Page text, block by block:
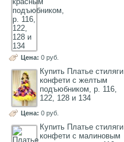
Цена: 0 руб.
Купить Платье стиляги
конфети с желтым
подъюбником, р. 116,
122, 128 и 134
Цена: 0 руб.
Купить Платье стиляги
конфети с малиновым